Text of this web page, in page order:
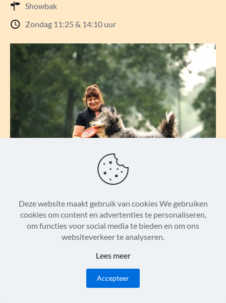
Showbak
Zondag 11:25 & 14:10 uur
Deze website maakt gebruik van cookies We gebruiken
cookies om content en advertenties te personaliseren,
om functies voor social media te bieden en om ons
websiteverkeer te analyseren.
Lees meer
Accepteer